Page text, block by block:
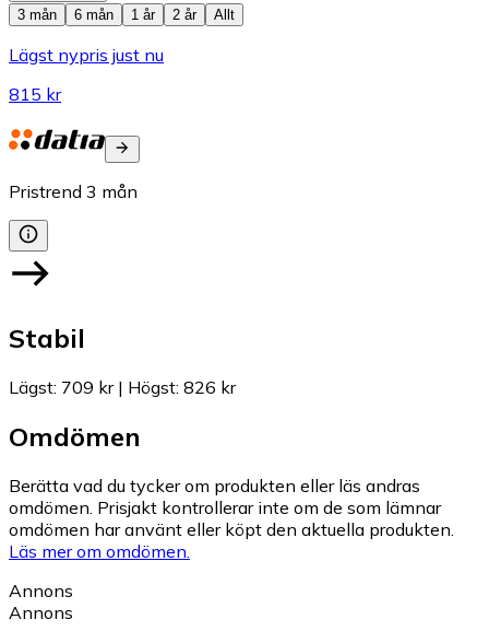
3 mån
6 mån 1 år 2 år Allt
Lägst nypris just nu
815 kr
Pristrend 3 mån
Stabil
Lägst: 709 kr| Högst: 826 kr
Omdömen
Berätta vad du tycker om produkten eller läs andras
omdömen. Prisjakt kontrollerar inte om de som lämnar
omdömen har använt eller köpt den aktuella produkten.
Läs mer om omdömen.
Annons
Annons